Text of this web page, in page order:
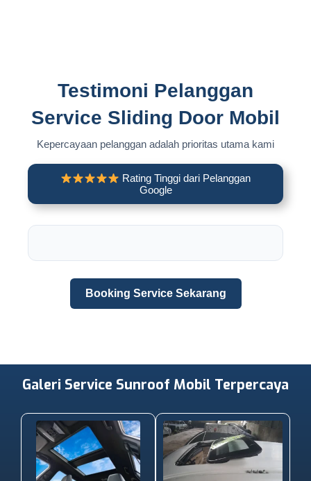
Testimoni Pelanggan
Service Sliding Door Mobil
Kepercayaan pelanggan adalah prioritas utama kami
Rating Tinggi dari Pelanggan
Google
Booking Service Sekarang
Galeri Service Sunroof Mobil Terpercaya